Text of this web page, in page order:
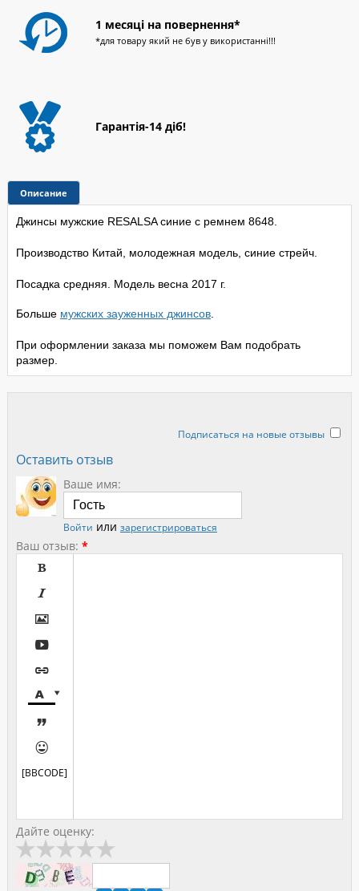
1 месяці на повернення*
*для товару який не був у використанні!!!
Гарантія-14 діб!
Описание
Джинсы мужские RESALSA синие с ремнем 8648.
Производство Китай, молодежная модель, синие стрейч.
Посадка средняя. Модель весна 2017 г.
Больше мужских зауженных джинсов.
При оформлении заказа мы поможем Вам подобрать
размер.
Подписаться на новые отзывы
Оставить отзыв
Ваше имя:
Войти или зарегистрироваться
Ваш отзыв: *









[BBCODE]
Дайте оценку: